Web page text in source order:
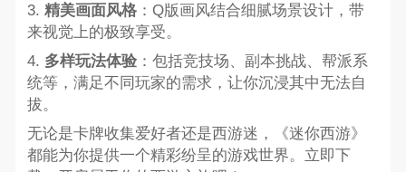
3. 精美画面风格：Q版画风结合细腻场景设计，带
来视觉上的极致享受。
4. 多样玩法体验：包括竞技场、副本挑战、帮派系
统等，满足不同玩家的需求，让你沉浸其中无法自
拔。
无论是卡牌收集爱好者还是西游迷，《迷你西游》
都能为你提供一个精彩纷呈的游戏世界。立即下